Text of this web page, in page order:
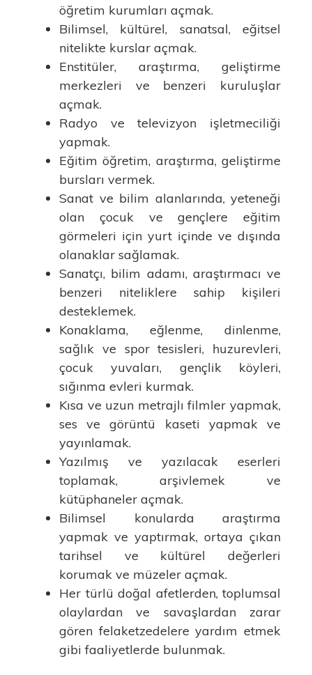
öğretim kurumları açmak.
Bilimsel, kültürel, sanatsal, eğitsel
nitelikte kurslar açmak.
Enstitüler, araştırma, geliştirme
merkezleri ve benzeri kuruluşlar
açmak.
Radyo ve televizyon işletmeciliği
yapmak.
Eğitim öğretim, araştırma, geliştirme
bursları vermek.
Sanat ve bilim alanlarında, yeteneği
olan çocuk ve gençlere eğitim
görmeleri için yurt içinde ve dışında
olanaklar sağlamak.
Sanatçı, bilim adamı, araştırmacı ve
benzeri niteliklere sahip kişileri
desteklemek.
Konaklama, eğlenme, dinlenme,
sağlık ve spor tesisleri, huzurevleri,
çocuk yuvaları, gençlik köyleri,
sığınma evleri kurmak.
Kısa ve uzun metrajlı filmler yapmak,
ses ve görüntü kaseti yapmak ve
yayınlamak.
Yazılmış ve yazılacak eserleri
toplamak, arşivlemek ve
kütüphaneler açmak.
Bilimsel konularda araştırma
yapmak ve yaptırmak, ortaya çıkan
tarihsel ve kültürel değerleri
korumak ve müzeler açmak.
Her türlü doğal afetlerden, toplumsal
olaylardan ve savaşlardan zarar
gören felaketzedelere yardım etmek
gibi faaliyetlerde bulunmak.